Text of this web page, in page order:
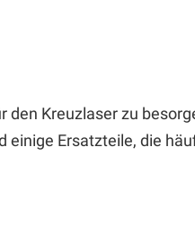
Kreuzlaser zu
einige Ersatzteile, die